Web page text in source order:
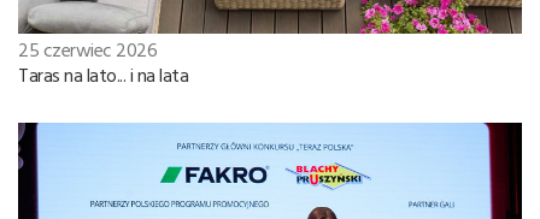
25 czerwiec 2026
Taras na lato... i na lata